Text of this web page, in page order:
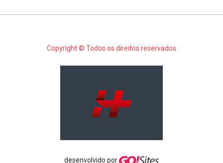
Copyright © Todos os direitos reservados
desenvolvido por